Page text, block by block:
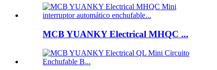
MCB YUANKY Electrical MHQC ...